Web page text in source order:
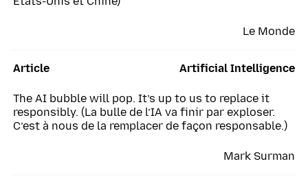
Le Monde
Article
Mark Surman
Artificial Intelligence
The AI bubble will pop. It’s up to us to replace it
responsibly. (La bulle de l’IA va finir par exploser.
C’est à nous de la remplacer de façon responsable.)